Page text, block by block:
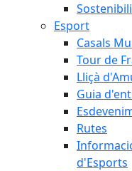
Esport
Casals
Tour de
Lliçà
Guia
Rutes
d'Esports